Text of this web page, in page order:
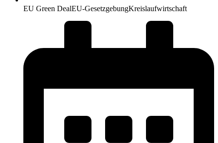
EU Green DealEU-GesetzgebungKreislaufwirtschaft